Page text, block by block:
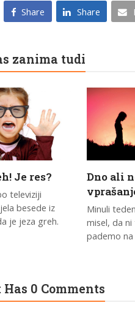
Share Share
zanima tudi
Je res?
televiziji
besede iz
je jeza greh.
Dno ali
Minuli
misel, da
pademo
0 Comments